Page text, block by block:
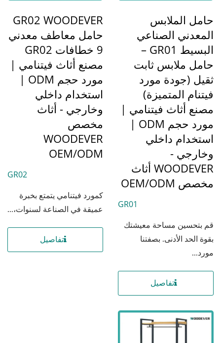
حامل الملابس
المعدني الصناعي
البسيط GR01 –
حامل ملابس ثابت
ثقيل (جودة مورد
فيتنام المتميزة)
مصنع أثاث فيتنامي |
مورد حجم ODM |
استخدام داخلي
وخارجي -
WOODEVER أثاث
مخصص OEM/ODM
GR01
قم بتحسين مساحة معيشتك
بقوة الحد الأدنى. بصفتنا
مورد...
تفاصيل
GR02 WOODEVER
حامل معاطف معدني
9 خطافات GR02
مصنع أثاث فيتنامي |
مورد حجم ODM |
استخدام داخلي
وخارجي - أثاث
مخصص
WOODEVER
OEM/ODM
GR02
كمورد فيتنامي يتمتع بخبرة
عميقة في الصناعة لسنوات،...
تفاصيل